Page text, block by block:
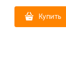
Купить